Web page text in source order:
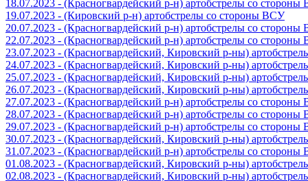
18.07.2023 - (Красногвардейский р-н) артобстрелы со
19.07.2023 - (Кировский р-н) артобстрелы со стороны ВСУ
20.07.2023 - (Красногвардейский р-н) артобстрелы со
22.07.2023 - (Красногвардейский р-н) артобстрелы со
23.07.2023 - (Красногвардейский, Кировский р-ны)
24.07.2023 - (Красногвардейский, Кировский р-ны)
25.07.2023 - (Красногвардейский, Кировский р-ны)
26.07.2023 - (Красногвардейский, Кировский р-ны)
27.07.2023 - (Красногвардейский р-н) артобстрелы со
28.07.2023 - (Красногвардейский р-н) артобстрелы со
29.07.2023 - (Красногвардейский р-н) артобстрелы со
30.07.2023 - (Красногвардейский, Кировский р-ны)
31.07.2023 - (Красногвардейский р-н) артобстрелы со
01.08.2023 - (Красногвардейский, Кировский р-ны)
02.08.2023 - (Красногвардейский, Кировский р-ны)